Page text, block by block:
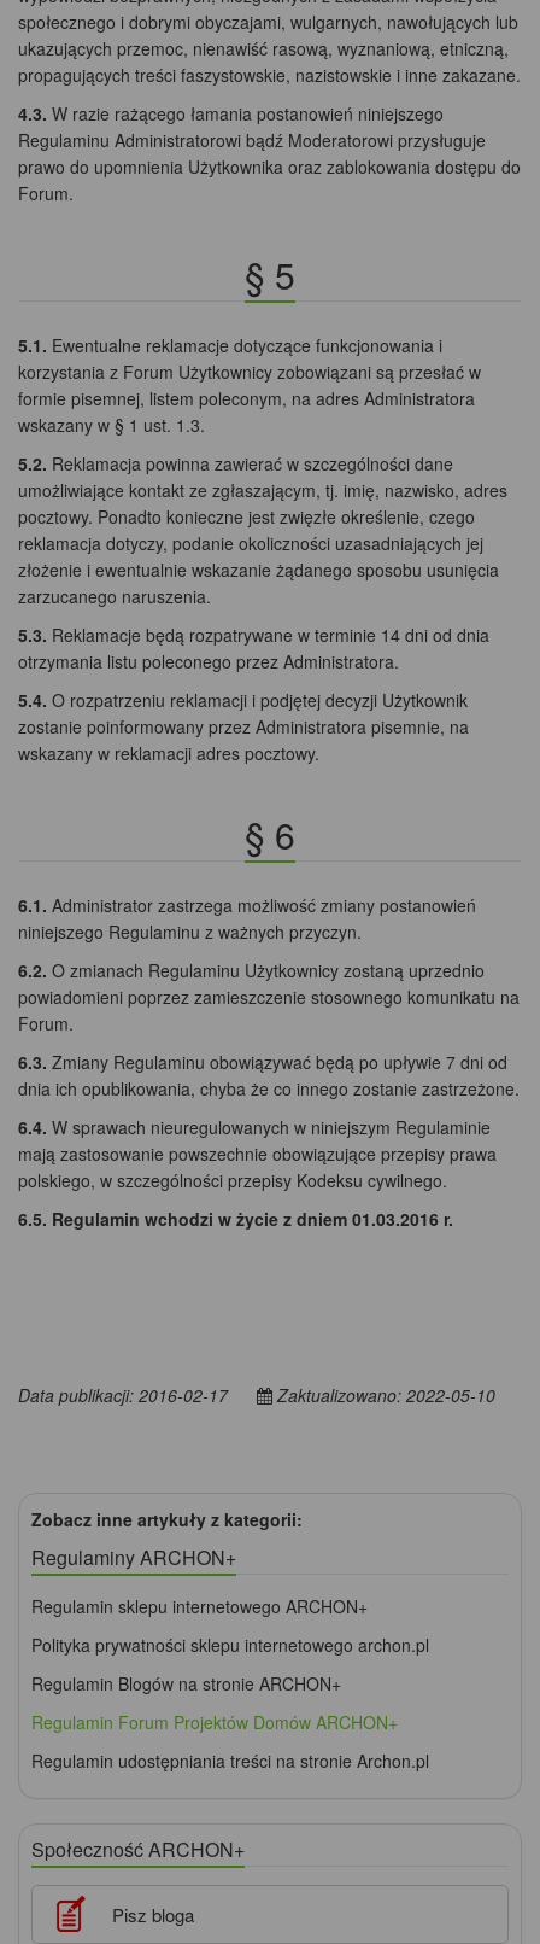
społecznego i dobrymi obyczajami, wulgarnych, nawołujących lub
ukazujących przemoc, nienawiść rasową, wyznaniową, etniczną,
propagujących treści faszystowskie, nazistowskie i inne zakazane.
4.3. W razie rażącego łamania postanowień niniejszego
Regulaminu Administratorowi bądź Moderatorowi przysługuje
prawo do upomnienia Użytkownika oraz zablokowania dostępu do
Forum.
§ 5
5.1. Ewentualne reklamacje dotyczące funkcjonowania i
korzystania z Forum Użytkownicy zobowiązani są przesłać w
formie pisemnej, listem poleconym, na adres Administratora
wskazany w § 1 ust. 1.3.
5.2. Reklamacja powinna zawierać w szczególności dane
umożliwiające kontakt ze zgłaszającym, tj. imię, nazwisko, adres
pocztowy. Ponadto konieczne jest zwięzłe określenie, czego
reklamacja dotyczy, podanie okoliczności uzasadniających jej
złożenie i ewentualnie wskazanie żądanego sposobu usunięcia
zarzucanego naruszenia.
5.3. Reklamacje będą rozpatrywane w terminie 14 dni od dnia
otrzymania listu poleconego przez Administratora.
5.4. O rozpatrzeniu reklamacji i podjętej decyzji Użytkownik
zostanie poinformowany przez Administratora pisemnie, na
wskazany w reklamacji adres pocztowy.
§ 6
6.1. Administrator zastrzega możliwość zmiany postanowień
niniejszego Regulaminu z ważnych przyczyn.
6.2. O zmianach Regulaminu Użytkownicy zostaną uprzednio
powiadomieni poprzez zamieszczenie stosownego komunikatu na
Forum.
6.3. Zmiany Regulaminu obowiązywać będą po upływie 7 dni od
dnia ich opublikowania, chyba że co innego zostanie zastrzeżone.
6.4. W sprawach nieuregulowanych w niniejszym Regulaminie
mają zastosowanie powszechnie obowiązujące przepisy prawa
polskiego, w szczególności przepisy Kodeksu cywilnego.
6.5. Regulamin wchodzi w życie z dniem 01.03.2016 r.
Data publikacji: 2016-02-17 Zaktualizowano: 2022-05-10
Zobacz inne artykuły z kategorii:
Regulaminy ARCHON+
Regulamin sklepu internetowego ARCHON+
Polityka prywatności sklepu internetowego archon.pl
Regulamin Blogów na stronie ARCHON+
Regulamin Forum Projektów Domów ARCHON+
Regulamin udostępniania treści na stronie Archon.pl
Społeczność ARCHON+
Pisz bloga